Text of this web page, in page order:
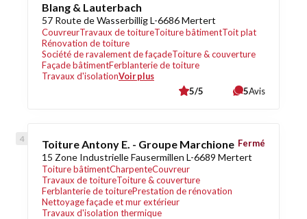
Blang & Lauterbach
57 Route de Wasserbillig L-6686 Mertert
CouvreurTravaux de toitureToiture bâtimentToit plat
Rénovation de toiture
Société de ravalement de façadeToiture & couverture
Façade bâtimentFerblanterie de toiture
Travaux d'isolationVoir plus
5/5 5Avis
Toiture Antony E. - Groupe Marchione
15 Zone Industrielle Fausermillen L-6689 Mertert
Toiture bâtimentCharpenteCouvreur
Travaux de toitureToiture & couverture
Ferblanterie de toiturePrestation de rénovation
Nettoyage façade et mur extérieur
Travaux d'isolation thermique
Fermé